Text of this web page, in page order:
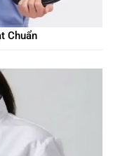
Chuẩn